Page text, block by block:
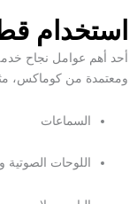
استخدام
أحد أهم عوامل نجاح
ومعتمدة من كوماكس،
السماعات
اللوحات الصوتية